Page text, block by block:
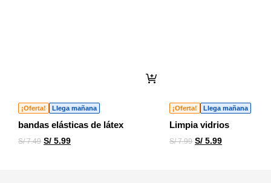
¡Oferta! Llega mañana
bandas elásticas de látex
S/7.49 S/ 5.99
¡Oferta! Llega mañana
Limpia vidrios
S/7.99 S/ 5.99